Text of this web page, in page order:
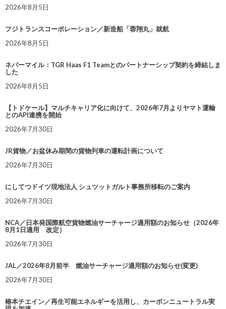
2026年8月5日
フジトランスコーポレーション／新造船「蓉翔丸」就航
2026年8月5日
ネバーマイル：TGR Haas F1 Teamとのパートナーシップ契約を締結しま
した
2026年8月5日
【トドケール】マルチキャリア化に向けて、2026年7月よりヤマト運輸
とのAPI連携を開始
2026年7月30日
JR貨物／お盆休み期間の貨物列車の運転計画について
2026年7月30日
にしてつドイツ現地法人 シュツットガルト事務所移転のご案内
2026年7月30日
NCA／日本発国際航空貨物燃油サーチャージ適用額のお知らせ（2026年
8月1日適用 改定）
2026年7月30日
JAL／2026年8月前半 燃油サーチャージ適用額のお知らせ(変更)
2026年7月30日
椿本チエイン／再生可能エネルギーを活用し、カーボンニュートラル実